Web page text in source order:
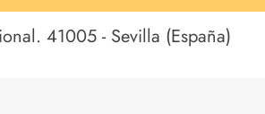
41005 - Sevilla (España)